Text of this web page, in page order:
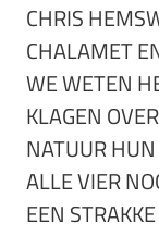
CHRIS
CHALAMET
WE WETEN
KLAGEN
NATUUR
ALLE VIER
EEN